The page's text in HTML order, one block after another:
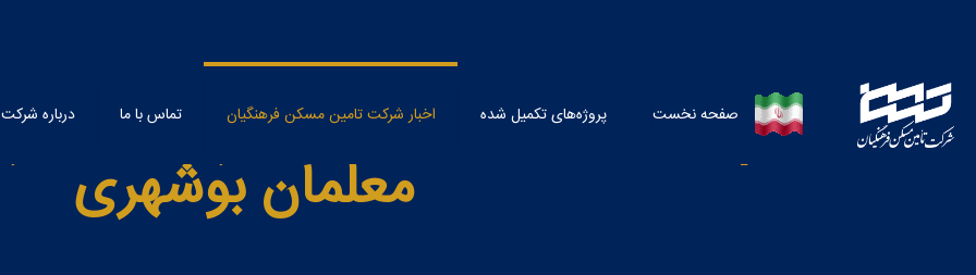
صفحه نخست پروژه‌‌‌‌‌‌‌‌‌‌‌‌‌‌‌‌‌‌‌‌‌‌‌‌‌‌‌‌‌‌‌‌‌‌‌‌‌‌‌‌‌‌‌‌‌‌‌‌‌‌‌‌‌‌‌‌‌‌‌‌‌‌‌‌‌‌‌‌‌‌‌‌‌‌‌‌‌‌‌‌‌‌‌‌‌‌‌‌‌‌‌‌‌‌‌‌‌‌های تکمیل شده اخبار شرکت تامین مسکن فرهنگیان تماس با ما درباره شرکتاعلام آمادگی تامین مسکن فرهنگیان
معلمان بوشهری